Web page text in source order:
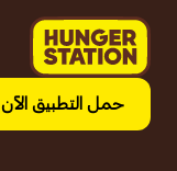
حمل التطبيق الآن